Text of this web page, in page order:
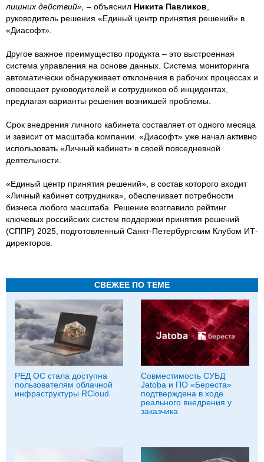
лишних действий», – объяснил Никита Павликов
руководитель решения «Единый центр принятия решений» в
«Диасофт».
Другое важное преимущество продукта – это выстроенная
система управления на основе данных. Система мониторинга
автоматически обнаруживает отклонения в рабочих процессах и
оповещает руководителей и сотрудников об инцидентах,
предлагая варианты решения возникшей проблемы.
Срок внедрения личного кабинета составляет от одного месяца
и зависит от масштаба компании. «Диасофт» уже начал активно
использовать «Личный кабинет» в своей повседневной
деятельности.
«Единый центр принятия решений», в состав которого входит
«Личный кабинет сотрудника», обеспечивает потребности
бизнеса любого масштаба. Решение возглавило рейтинг
ключевых российских систем поддержки принятия решений
(СППР) 2025, подготовленный Санкт-Петербургским Клубом ИТ-
директоров.
СВЕЖЕЕ ПО ТЕМЕ
РЕД ОС стала доступна
пользователям облачной
инфраструктуры RCloud
Совместимость СУБД
Jatoba и ПО «Береста»
подтверждена в ходе
реального внедрения у
заказчика